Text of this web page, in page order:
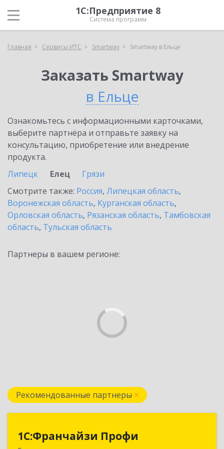
1С:Предприятие 8
Система программ
Главная Сервисы ИТС Smartway Smartway в Ельце
Заказать Smartway
в Ельце
Ознакомьтесь с информационными карточками,
выберите партнёра и отправьте заявку на
консультацию, приобретение или внедрение
продукта.
Липецк
Елец
Грязи
Смотрите также: Россия, Липецкая область,
Воронежская область, Курганская область,
Орловская область, Рязанская область, Тамбовская
область, Тульская область
Партнеры в вашем регионе:
Рекомендованные партнеры
1С:Франчайзи Профи
1С:Франчайзи Профи